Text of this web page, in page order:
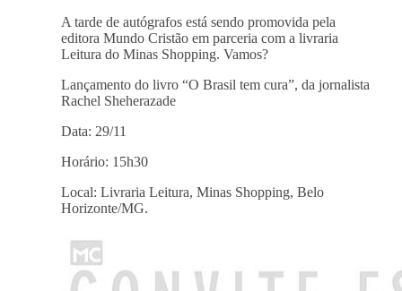
A tarde de autógrafos está sendo promovida pela
editora Mundo Cristão em parceria com a livraria
Leitura do Minas Shopping. Vamos?
Lançamento do livro “O Brasil tem cura”, da jornalista
Rachel Sheherazade
Data: 29/11
Horário: 15h30
Local: Livraria Leitura, Minas Shopping, Belo
Horizonte/MG.